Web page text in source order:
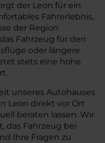
der Leon für ein
Fahrerlebnis,
der Region
Fahrzeug für den
oder längere
stets eine hohe
unseres Autohauses
Leon direkt vor Ort
beraten lassen. Wir
das Fahrzeug bei
Ihre Fragen zu